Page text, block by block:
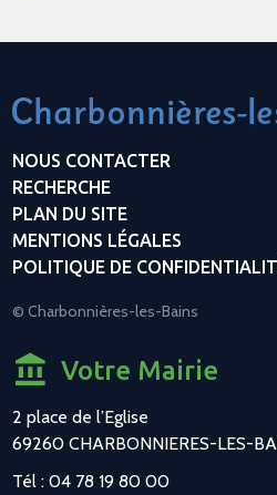
NOUS CONTACTER
RECHERCHE
PLAN DU SITE
MENTIONS LÉGALES
POLITIQUE DE
© Charbonnières-les-Bains
Votre Mairie
2 place de l’Eglise
69260 CHARBONNIERES-LES-
Tél : 04 78 19 80 00